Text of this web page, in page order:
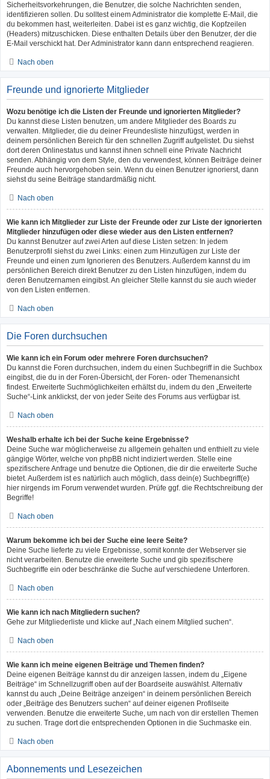
Sicherheitsvorkehrungen, die Benutzer, die solche Nachrichten senden,
identifizieren sollen. Du solltest einem Administrator die komplette E-Mail, die
du bekommen hast, weiterleiten. Dabei ist es ganz wichtig, die Kopfzeilen
(Headers) mitzuschicken. Diese enthalten Details über den Benutzer, der die
E-Mail verschickt hat. Der Administrator kann dann entsprechend reagieren.
Nach oben
Freunde und ignorierte Mitglieder
Wozu benötige ich die Listen der Freunde und ignorierten Mitglieder?
Du kannst diese Listen benutzen, um andere Mitglieder des Boards zu
verwalten. Mitglieder, die du deiner Freundesliste hinzufügst, werden in
deinem persönlichen Bereich für den schnellen Zugriff aufgelistet. Du siehst
dort deren Onlinestatus und kannst ihnen schnell eine Private Nachricht
senden. Abhängig von dem Style, den du verwendest, können Beiträge deiner
Freunde auch hervorgehoben sein. Wenn du einen Benutzer ignorierst, dann
siehst du seine Beiträge standardmäßig nicht.
Nach oben
Wie kann ich Mitglieder zur Liste der Freunde oder zur Liste der ignorierten
Mitglieder hinzufügen oder diese wieder aus den Listen entfernen?
Du kannst Benutzer auf zwei Arten auf diese Listen setzen: In jedem
Benutzerprofil siehst du zwei Links: einen zum Hinzufügen zur Liste der
Freunde und einen zum Ignorieren des Benutzers. Außerdem kannst du im
persönlichen Bereich direkt Benutzer zu den Listen hinzufügen, indem du
deren Benutzernamen eingibst. An gleicher Stelle kannst du sie auch wieder
von den Listen entfernen.
Nach oben
Die Foren durchsuchen
Wie kann ich ein Forum oder mehrere Foren durchsuchen?
Du kannst die Foren durchsuchen, indem du einen Suchbegriff in die Suchbox
eingibst, die du in der Foren-Übersicht, der Foren- oder Themenansicht
findest. Erweiterte Suchmöglichkeiten erhältst du, indem du den „Erweiterte
Suche“-Link anklickst, der von jeder Seite des Forums aus verfügbar ist.
Nach oben
Weshalb erhalte ich bei der Suche keine Ergebnisse?
Deine Suche war möglicherweise zu allgemein gehalten und enthielt zu viele
gängige Wörter, welche von phpBB nicht indiziert werden. Stelle eine
spezifischere Anfrage und benutze die Optionen, die dir die erweiterte Suche
bietet. Außerdem ist es natürlich auch möglich, dass dein(e) Suchbegriff(e)
hier nirgends im Forum verwendet wurden. Prüfe ggf. die Rechtschreibung der
Begriffe!
Nach oben
Warum bekomme ich bei der Suche eine leere Seite?
Deine Suche lieferte zu viele Ergebnisse, somit konnte der Webserver sie
nicht verarbeiten. Benutze die erweiterte Suche und gib spezifischere
Suchbegriffe ein oder beschränke die Suche auf verschiedene Unterforen.
Nach oben
Wie kann ich nach Mitgliedern suchen?
Gehe zur Mitgliederliste und klicke auf „Nach einem Mitglied suchen“.
Nach oben
Wie kann ich meine eigenen Beiträge und Themen finden?
Deine eigenen Beiträge kannst du dir anzeigen lassen, indem du „Eigene
Beiträge“ im Schnellzugriff oben auf der Boardseite auswählst. Alternativ
kannst du auch „Deine Beiträge anzeigen“ in deinem persönlichen Bereich
oder „Beiträge des Benutzers suchen“ auf deiner eigenen Profilseite
verwenden. Benutze die erweiterte Suche, um nach von dir erstellen Themen
zu suchen. Trage dort die entsprechenden Optionen in die Suchmaske ein.
Nach oben
Abonnements und Lesezeichen